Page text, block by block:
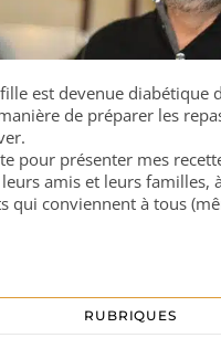
est devenue diabétique
de préparer les
pour présenter mes
amis et leurs familles,
qui conviennent à tous
RUBRIQUES